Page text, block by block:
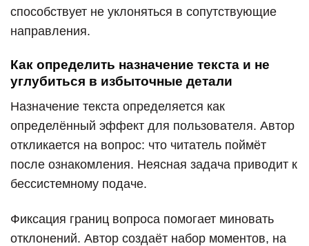
способствует не уклоняться в сопутствующие
направления.
Как определить назначение текста и не
углубиться в избыточные детали
Назначение текста определяется как
определённый эффект для пользователя. Автор
откликается на вопрос: что читатель поймёт
после ознакомления. Неясная задача приводит к
бессистемному подаче.
Фиксация границ вопроса помогает миновать
отклонений. Автор создаёт набор моментов, на